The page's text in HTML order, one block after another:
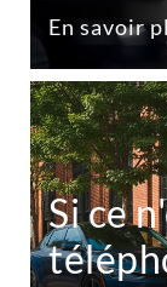
En savoir
Si ce